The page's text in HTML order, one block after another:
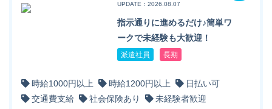
UPDATE：2026.08.07
指示通りに進めるだけ♪簡単ワ
ークで未経験も大歓迎！
派遣社員 長期
時給1000円以上 時給1200円以上
日払い可
交通費支給
社会保険あり
未経験者歓迎